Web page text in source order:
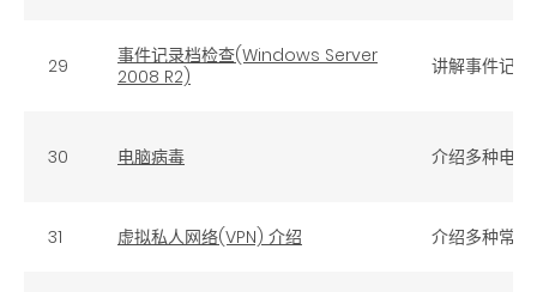
29
事件记录档检查(Windows Server
2008 R2)
讲解事件记
30 电脑病毒 介绍多种电
31 虚拟私人网络(VPN) 介绍 介绍多种常